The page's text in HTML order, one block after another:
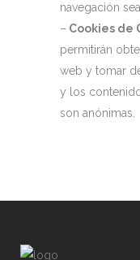
navegación
– Cookies de
permitirán
web y tomar
y los
son anónimas.